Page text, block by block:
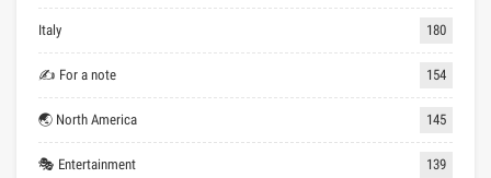
Italy 180
✍ For a note 154
🌏 North America 145
🎭 Entertainment 139